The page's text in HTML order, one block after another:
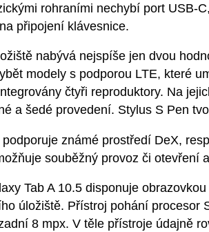
rohraními nechybí port USB-
připojení klávesnice.
nabývá nejspíše jen dvou
modely s podporou LTE, které
čtyři reproduktory. Na
a šedé provedení. Stylus S Pen
známé prostředí DeX,
souběžný provoz či otevření
Tab A 10.5 disponuje
úložiště. Přístroj pohání procesor
8 mpx. V těle přístroje údajně